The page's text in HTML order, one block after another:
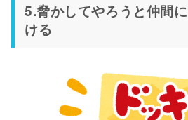
5.脅かしてやろうと仲間
ける